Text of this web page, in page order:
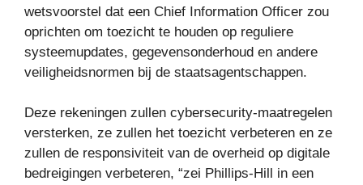
wetsvoorstel dat een Chief Information Officer zou
oprichten om toezicht te houden op reguliere
systeemupdates, gegevensonderhoud en andere
veiligheidsnormen bij de staatsagentschappen.
Deze rekeningen zullen cybersecurity-maatregelen
versterken, ze zullen het toezicht verbeteren en ze
zullen de responsiviteit van de overheid op digitale
bedreigingen verbeteren, “zei Phillips-Hill in een